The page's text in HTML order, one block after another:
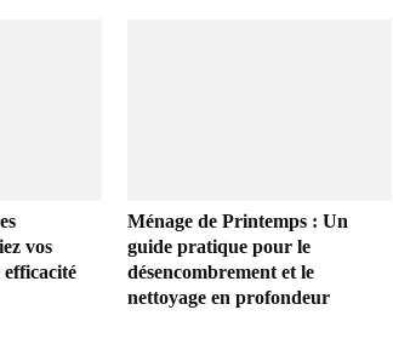
vos
Ménage de Printemps : Un
guide pratique pour le
désencombrement et le
nettoyage en profondeur